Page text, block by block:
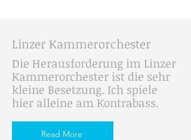
Linzer Kammerorchester
Die Herausforderung im Linzer
Kammerorchester ist die sehr
kleine Besetzung. Ich spiele
hier alleine am Kontrabass.
Read More